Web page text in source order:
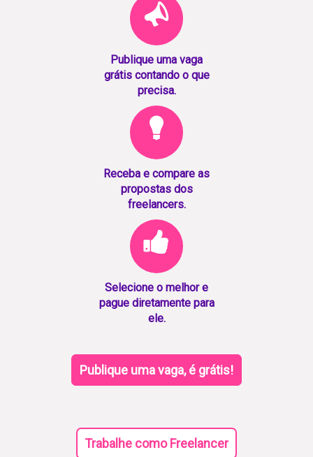
Publique uma vaga
grátis contando o que
precisa.
Receba e compare as
propostas dos
freelancers.
Selecione o melhor e
pague diretamente para
ele.
Publique uma vaga, é grátis!
Trabalhe como Freelancer